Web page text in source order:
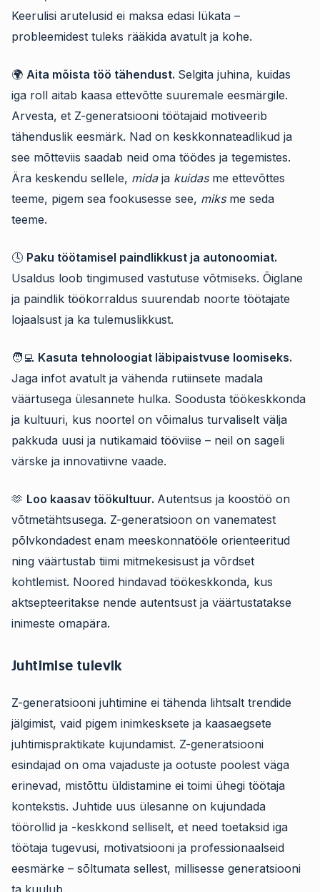
Keerulisi arutelusid ei maksa edasi lükata –
probleemidest tuleks rääkida avatult ja kohe.
🌍 Aita mõista töö tähendust. Selgita juhina, kuidas
iga roll aitab kaasa ettevõtte suuremale eesmärgile.
Arvesta, et Z-generatsiooni töötajaid motiveerib
tähenduslik eesmärk. Nad on keskkonnateadlikud ja
see mõtteviis saadab neid oma töödes ja tegemistes.
Ära keskendu sellele, midaja kuidasme ettevõttes
teeme, pigem sea fookusesse see, miksme seda
teeme.
🕓 Paku töötamisel paindlikkust ja autonoomiat.
Usaldus loob tingimused vastutuse võtmiseks. Õiglane
ja paindlik töökorraldus suurendab noorte töötajate
lojaalsust ja ka tulemuslikkust.
🧑‍💻 Kasuta tehnoloogiat läbipaistvuse loomiseks.
Jaga infot avatult ja vähenda rutiinsete madala
väärtusega ülesannete hulka. Soodusta töökeskkonda
ja kultuuri, kus noortel on võimalus turvaliselt välja
pakkuda uusi ja nutikamaid tööviise – neil on sageli
värske ja innovatiivne vaade.
🫶 Loo kaasav töökultuur. Autentsus ja koostöö on
võtmetähtsusega. Z-generatsioon on vanematest
põlvkondadest enam meeskonnatööle orienteeritud
ning väärtustab tiimi mitmekesisust ja võrdset
kohtlemist. Noored hindavad töökeskkonda, kus
aktsepteeritakse nende autentsust ja väärtustatakse
inimeste omapära.
Juhtimise tulevik
Z-generatsiooni juhtimine ei tähenda lihtsalt trendide
jälgimist, vaid pigem inimkesksete ja kaasaegsete
juhtimispraktikate kujundamist. Z-generatsiooni
esindajad on oma vajaduste ja ootuste poolest väga
erinevad, mistõttu üldistamine ei toimi ühegi töötaja
kontekstis. Juhtide uus ülesanne on kujundada
töörollid ja -keskkond selliselt, et need toetaksid iga
töötaja tugevusi, motivatsiooni ja professionaalseid
eesmärke – sõltumata sellest, millisesse generatsiooni